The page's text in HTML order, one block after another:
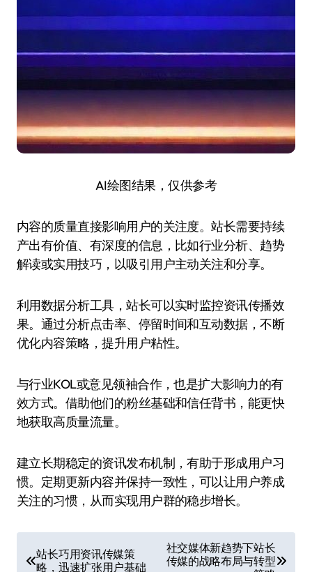
AI绘图结果，仅供参考
内容的质量直接影响用户的关注度。站长需要持续
产出有价值、有深度的信息，比如行业分析、趋势
解读或实用技巧，以吸引用户主动关注和分享。
利用数据分析工具，站长可以实时监控资讯传播效
果。通过分析点击率、停留时间和互动数据，不断
优化内容策略，提升用户粘性。
与行业KOL或意见领袖合作，也是扩大影响力的有
效方式。借助他们的粉丝基础和信任背书，能更快
地获取高质量流量。
建立长期稳定的资讯发布机制，有助于形成用户习
惯。定期更新内容并保持一致性，可以让用户养成
关注的习惯，从而实现用户群的稳步增长。
章
站长巧用资讯传媒策
略，迅速扩张用户基础
社交媒体新趋势下站长
传媒的战略布局与转型